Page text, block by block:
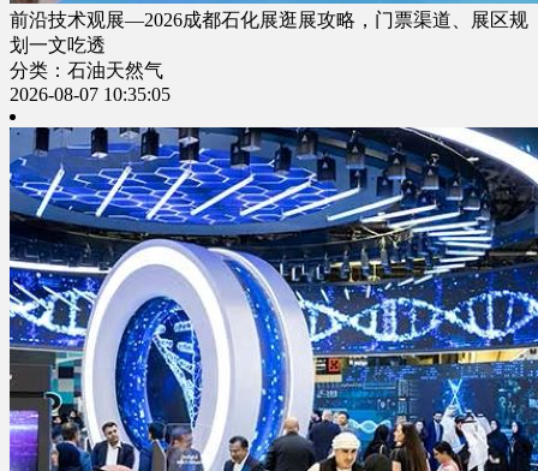
前沿技术观展—2026成都石化展逛展攻略，门票渠道、展区规
划一文吃透
分类：石油天然气
2026-08-07 10:35:05